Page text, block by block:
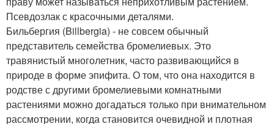
Псевдозлак с красочными деталями.
Бильбергия (Billbergia) - не совсем обычный
представитель семейства бромелиевых. Это
травянистый многолетник, часто развивающийся в
природе в форме эпифита. О том, что она находится в
родстве с другими бромелиевыми комнатными
растениями можно догадаться только при внимательном
рассмотрении, когда становится очевидной и плотная